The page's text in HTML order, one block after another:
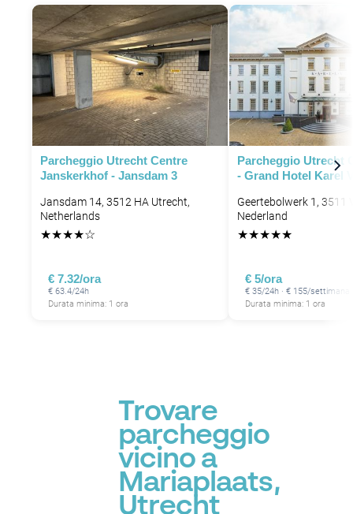
P
P
Parcheggio Utrecht Centre
Janskerkhof - Jansdam 3
Jansdam 14, 3512 HA Utrecht,
Netherlands
★★★★☆
€ 7.32/ora
€ 63.4/24h
Durata minima: 1 ora
Parcheggio Utrecht
- Grand Hotel Karel
Geertebolwerk 1, 3511
Nederland
★★★★★
€ 5/ora
€ 35/24h · € 155/settimana
Durata minima: 1 ora
Trovare
parcheggio
vicino a
Mariaplaats,
Utrecht